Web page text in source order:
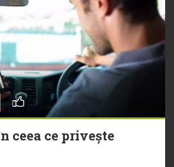
ceea ce privește